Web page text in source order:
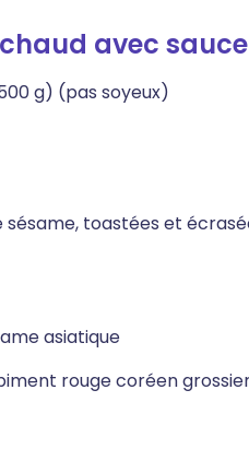
avec
g) (pas soyeux)
sésame, toastées et
asiatique
rouge coréen